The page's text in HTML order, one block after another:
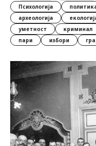
Психологија
археологија
уметност
криминал
пари
избори